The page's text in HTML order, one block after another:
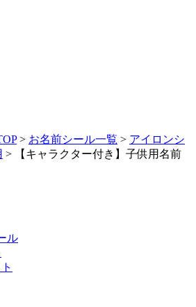
> お名前シール一覧 > アイロンシ
> 【キャラクター付き】子供用名前
ル